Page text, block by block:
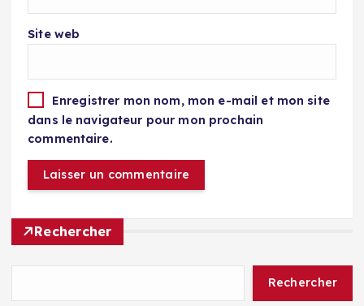
Site web
Enregistrer mon nom, mon e-mail et mon site
dans le navigateur pour mon prochain
commentaire.
Rechercher
Rechercher